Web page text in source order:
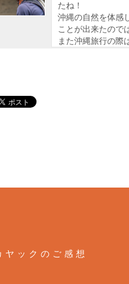
たね！
沖縄の自然を体感
ことが出来たので
また沖縄旅行の際
ヤックのご感想